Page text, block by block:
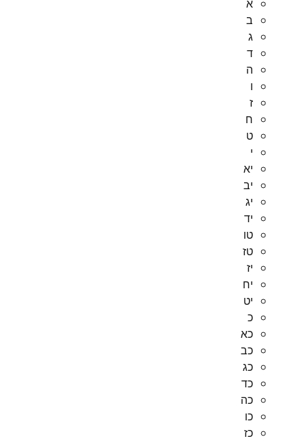
א
ב
ג
ד
ה
ו
ז
ח
ט
י
יא
יב
יג
יד
טו
טז
יז
יח
יט
כ
כא
כב
כג
כד
כה
כו
כז